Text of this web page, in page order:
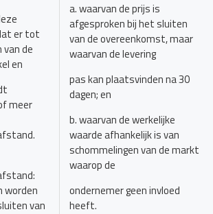
er tot
de
en
meer
worden
van
a. waarvan de prijs is
afgesproken bij het sluiten
van de overeenkomst, maar
waarvan de levering
pas kan plaatsvinden na 30
dagen; en
b. waarvan de werkelijke
waarde afhankelijk is van
schommelingen van de markt
waarop de
ondernemer geen invloed
heeft.